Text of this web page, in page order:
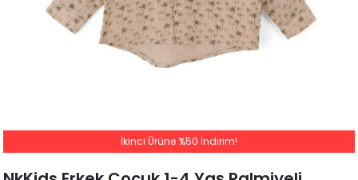
İkinci Ürüne %50 İndirim!